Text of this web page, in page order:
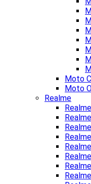
Moto C
Moto
Realme